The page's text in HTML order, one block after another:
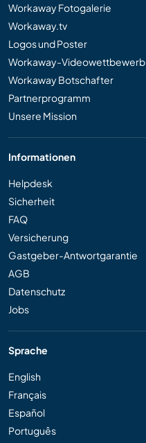
Workaway Fotogalerie
Workaway.tv
Logos und Poster
Workaway-Videowettbewerb
Workaway Botschafter
Partnerprogramm
Unsere Mission
Informationen
Helpdesk
Sicherheit
FAQ
Versicherung
Gastgeber-Antwortgarantie
AGB
Datenschutz
Jobs
Sprache
English
Français
Español
Português